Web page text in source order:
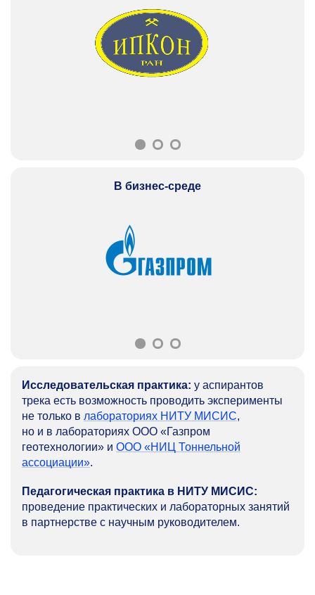
В бизнес-среде
Исследовательская практика: у аспирантов
трека есть возможность проводить эксперименты
не только в лабораториях НИТУ МИСИС,
но и в лабораториях ОOО «Газпром
геотехнологии» и ООО «НИЦ Тоннельной
ассоциации».
Педагогическая практика в НИТУ МИСИС:
проведение практических и лабораторных занятий
в партнерстве с научным руководителем.